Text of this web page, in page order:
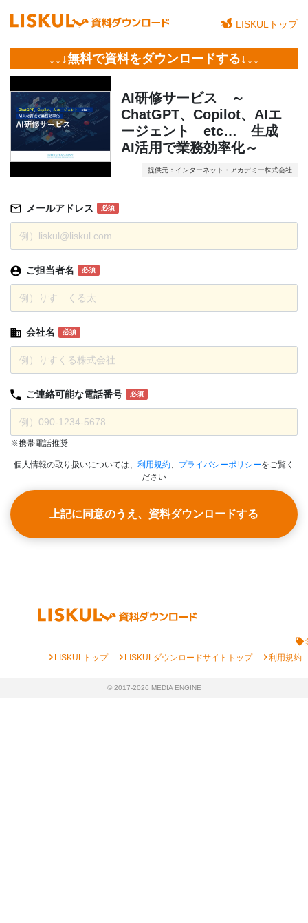
LISKULトップ
↓↓↓無料で資料をダウンロードする↓↓↓
AI研修サービス ～
ChatGPT、Copilot、AIエ
ージェント etc… 生成
AI活用で業務効率化～
提供元：インターネット・アカデミー株式会社
メールアドレス 必須
ご担当者名 必須
会社名 必須
ご連絡可能な電話番号 必須
※携帯電話推奨
個人情報の取り扱いについては、 利用規約、 プライバシーポリシーをご覧く
ださい
上記に同意のうえ、資料ダウンロードする
chevron_rightLISKULトップ chevron_rightLISKULダウンロードサイトトップ chevron_right利用規約
© 2017-2026 MEDIA ENGINE